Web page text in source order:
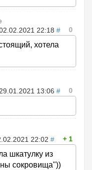
22:18 # 0
хотела
13:06 # 0
22:02 # 1
шкатулку из
сокровища"))